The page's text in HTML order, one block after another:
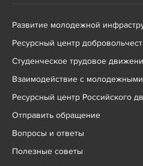
Развитие молодежной
Ресурсный центр
Студенческое трудовое
Взаимодействие с
Ресурсный центр Российского
Отправить обращение
Вопросы и ответы
Полезные советы